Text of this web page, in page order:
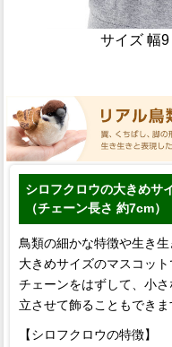
サイズ 幅
シロフクロウの大きめサ
（チェーン長さ 約7cm）
鳥類の細かな特徴や生き
大きめサイズのマスコット
チェーンをはずして、小
立させて飾ることもできま
【シロフクロウの特徴】